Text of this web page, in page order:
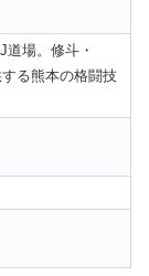
場。修斗・
る熊本の格闘技